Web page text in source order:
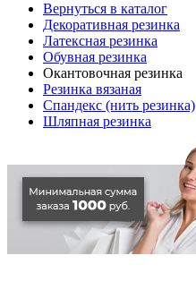
Вернуться в каталог
Декоративная резинка
Латексная резинка
Обувная резинка
Окантовочная резинка
Резинка вязаная
Спандекс (нить резинка)
Шляпная резинка